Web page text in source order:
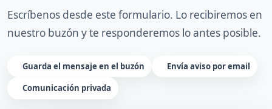
Escríbenos desde este formulario. Lo recibiremos en
nuestro buzón y te responderemos lo antes posible.
Guarda el mensaje en el buzón Envía aviso por email
Comunicación privada